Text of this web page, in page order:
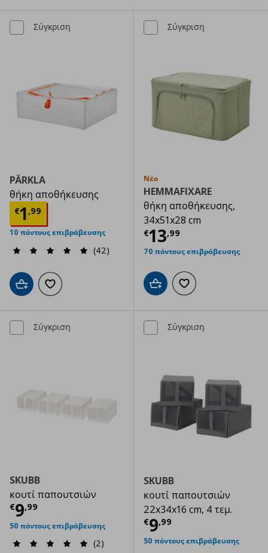
Σύγκριση
PÄRKLA
θήκη αποθήκευσης
€1,99
Τρέχουσα τιμή € 1,99
10 πόντους επιβράβευσης
(42)
Προσθήκη στο καλάθι
Προσθήκη στα αγαπημένα
Σύγκριση
Νέο
HEMMAFIXARE
θήκη αποθήκευσης,
34x51x28 cm
€13,99
Τρέχουσα
70 πόντους επιβράβευσης
Προσθήκη στο καλάθι
Προσθήκη στα
Σύγκριση
SKUBB
κουτί παπουτσιών
€9,99
Τρέχουσα τιμή € 9,99
50 πόντους επιβράβευσης
(2)
Σύγκριση
SKUBB
κουτί παπουτσιών
22x34x16 cm, 4 τεμ.
€9,99
Τρέχουσα
50 πόντους επιβράβευσης